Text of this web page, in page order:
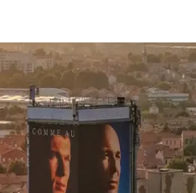
გაკეთებული: უეფას
თამაშიდან 10 წუთის
მოზარდი ბიჭი ბურთს…